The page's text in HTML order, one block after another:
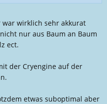
wirklich sehr akkurat
nur aus Baum an Baum
ect.
der Cryengine auf der
etwas suboptimal aber